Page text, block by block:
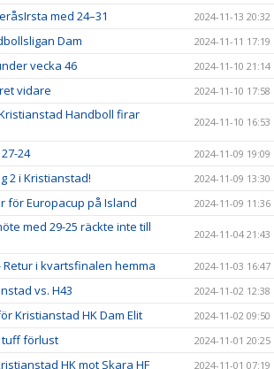
med 24–31 2024-11-13 20:32
Dam 2024-11-11 17:19
vecka 46 2024-11-10 21:14
vidare 2024-11-10 17:58
Handboll firar
2024-11-10 16:53
24 2024-11-09 19:09
2 i Kristianstad! 2024-11-09 13:30
för Europacup på Island 2024-11-09 11:36
med 29-25 räckte inte till
2024-11-04 21:43
Retur i kvartsfinalen hemma 2024-11-03 16:47
vs. H43 2024-11-02 12:38
Kristianstad HK Dam Elit 2024-11-02 09:50
tuff förlust 2024-11-01 20:25
HK mot Skara HF 2024-11-01 07:19